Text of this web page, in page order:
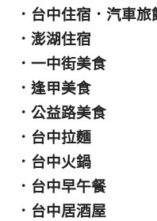
． 台中住宿 ． 汽車旅
． 澎湖住宿
． 一中街美食
． 逢甲美食
． 公益路美食
． 台中拉麵
． 台中火鍋
． 台中早午餐
． 台中居酒屋